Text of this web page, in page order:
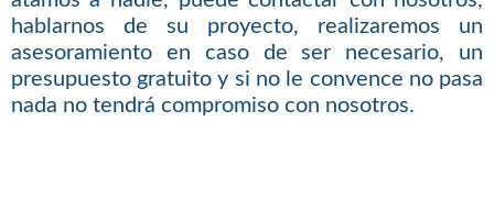
hablarnos de su proyecto, realizaremos un
asesoramiento en caso de ser necesario, un
presupuesto gratuito y si no le convence no pasa
nada no tendrá compromiso con nosotros.